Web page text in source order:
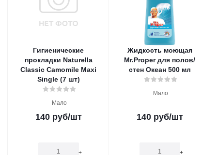
Гигиенические
прокладки Naturella
Classic Camomile Maxi
Single (7 шт)
Мало
140руб/шт
+
Жидкость моющая
Mr.Proper для полов/
стен Океан 500 мл
Мало
140руб/шт
+